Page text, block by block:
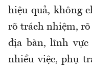
hiệu quả, không
rõ trách nhiệm,
địa bàn, lĩnh
nhiều việc, phụ